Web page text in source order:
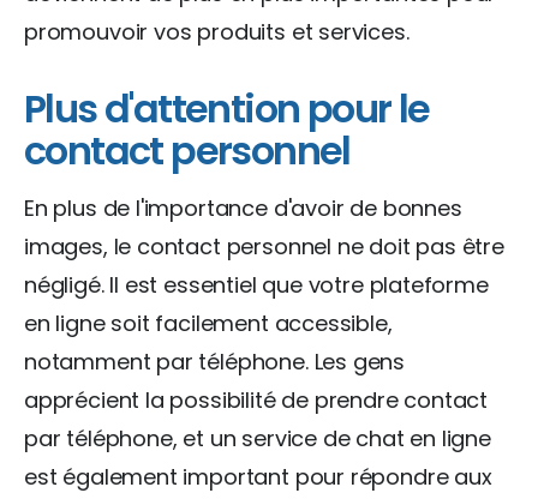
promouvoir vos produits et services.
Plus d'attention pour le
contact personnel
En plus de l'importance d'avoir de bonnes
images, le contact personnel ne doit pas être
négligé. Il est essentiel que votre plateforme
en ligne soit facilement accessible,
notamment par téléphone. Les gens
apprécient la possibilité de prendre contact
par téléphone, et un service de chat en ligne
est également important pour répondre aux